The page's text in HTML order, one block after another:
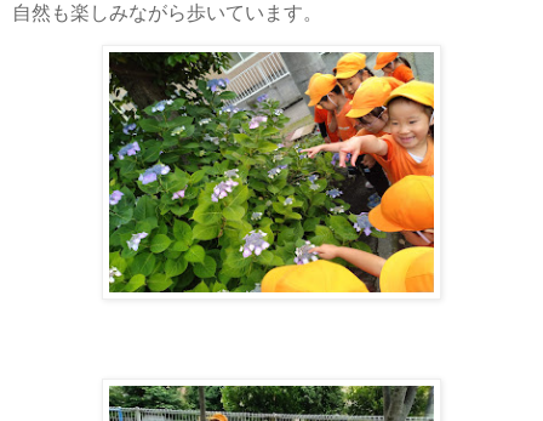
自然も楽しみながら歩いています。